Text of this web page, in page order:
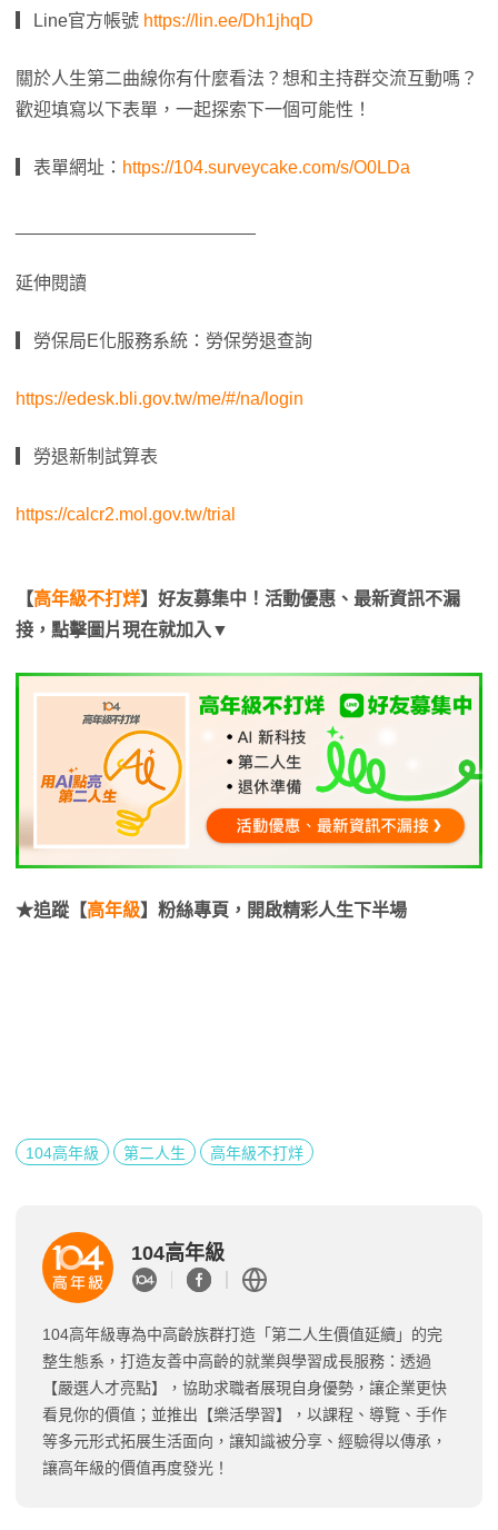
▎Line官方帳號 https://lin.ee/Dh1jhqD
關於人生第二曲線你有什麼看法？想和主持群交流互動嗎？
歡迎填寫以下表單，一起探索下一個可能性！
▎表單網址： https://104.surveycake.com/s/O0LDa
延伸閱讀
▎勞保局E化服務系統：勞保勞退查詢
https://edesk.bli.gov.tw/me/#/na/login
▎勞退新制試算表
https://calcr2.mol.gov.tw/trial
【高年級不打烊】好友募集中！活動優惠、最新資訊不漏
接，點擊圖片現在就加入▼
★追蹤【高年級】粉絲專頁，開啟精彩人生下半場
104高年級 第二人生 高年級不打烊
104高年級
104高年級專為中高齡族群打造「第二人生價值延續」的完
整生態系，打造友善中高齡的就業與學習成長服務：透過
【嚴選人才亮點】，協助求職者展現自身優勢，讓企業更快
看見你的價值；並推出【樂活學習】，以課程、導覽、手作
等多元形式拓展生活面向，讓知識被分享、經驗得以傳承，
讓高年級的價值再度發光！